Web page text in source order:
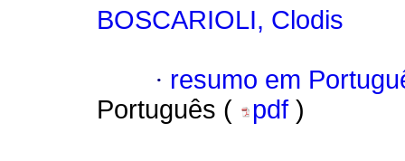
BOSCARIOLI, Clodis
· resumo em
Português (
pdf )